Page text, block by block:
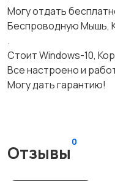
Могу отдать
Беспроводную Мышь,
.
Стоит Windows-10,
Все настроено и
Могу дать гарантию!
Отзывы
0